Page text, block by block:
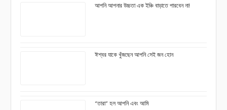
আপনি আপনার উচ্চতা এক ইঞ্চি বাড়াতে পারবেন না!
ঈশ্বর যাকে খুঁজছেন আপনি সেই জন হোন
“তারা” হল আপনি এবং আমি